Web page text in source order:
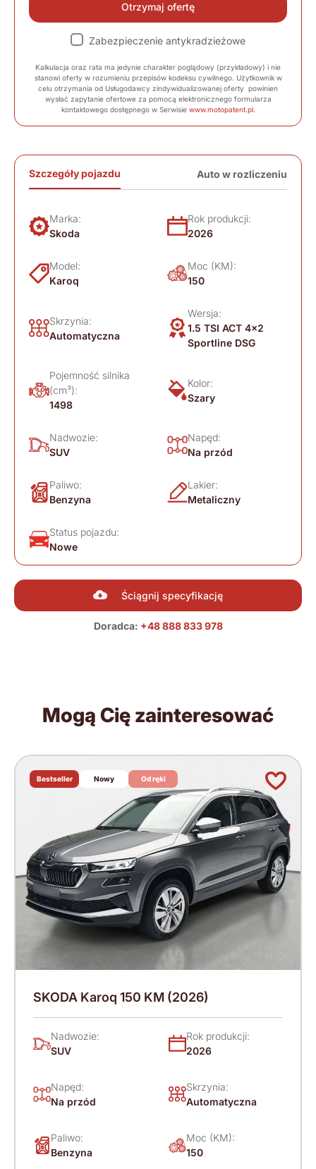
Otrzymaj ofertę
Zabezpieczenie antykradzieżowe
Kalkulacja oraz rata ma jedynie charakter poglądowy (przykładowy) i nie
stanowi oferty w rozumieniu przepisów kodeksu cywilnego. Użytkownik w
celu otrzymania od Usługodawcy zindywidualizowanej oferty powinien
wysłać zapytanie ofertowe za pomocą elektronicznego formularza
kontaktowego dostępnego w Serwisie www.motopatent.pl.
Szczegóły pojazdu Auto w rozliczeniu
Marka:
Skoda
Rok produkcji:
2026
Model:
Karoq
Moc (KM):
150
Skrzynia:
Automatyczna
Wersja:
1.5 TSI ACT 4x2
Sportline DSG
Pojemność silnika
(cm³):
1498
Kolor:
Szary
Nadwozie:
SUV
Napęd:
Na przód
Paliwo:
Benzyna
Lakier:
Metaliczny
Status pojazdu:
Nowe
Ściągnij specyfikację
Doradca: +48 888 833 978
Mogą Cię zainteresować
Bestseller Nowy Od ręki
SKODA Karoq 150 KM (2026)
Nadwozie:
SUV
Rok produkcji:
2026
Napęd:
Na przód
Skrzynia:
Automatyczna
Paliwo:
Benzyna
Moc (KM):
150